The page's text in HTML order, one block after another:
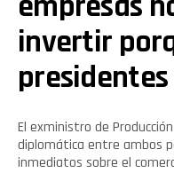
invertir
presidentes
El exministro de
diplomática entre ambos
inmediatos sobre el